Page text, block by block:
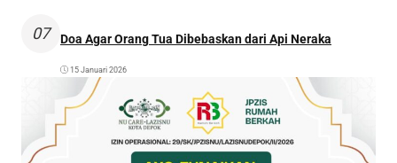
07 Doa Agar Orang Tua Dibebaskan dari Api Neraka
15 Januari 2026